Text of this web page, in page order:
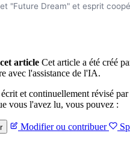
"Future Dream" et esprit
article Cet article a été créé
avec l'assistance de l'IA.
et continuellement révisé
vous l'avez lu, vous pouvez :
Modifier ou contribuer